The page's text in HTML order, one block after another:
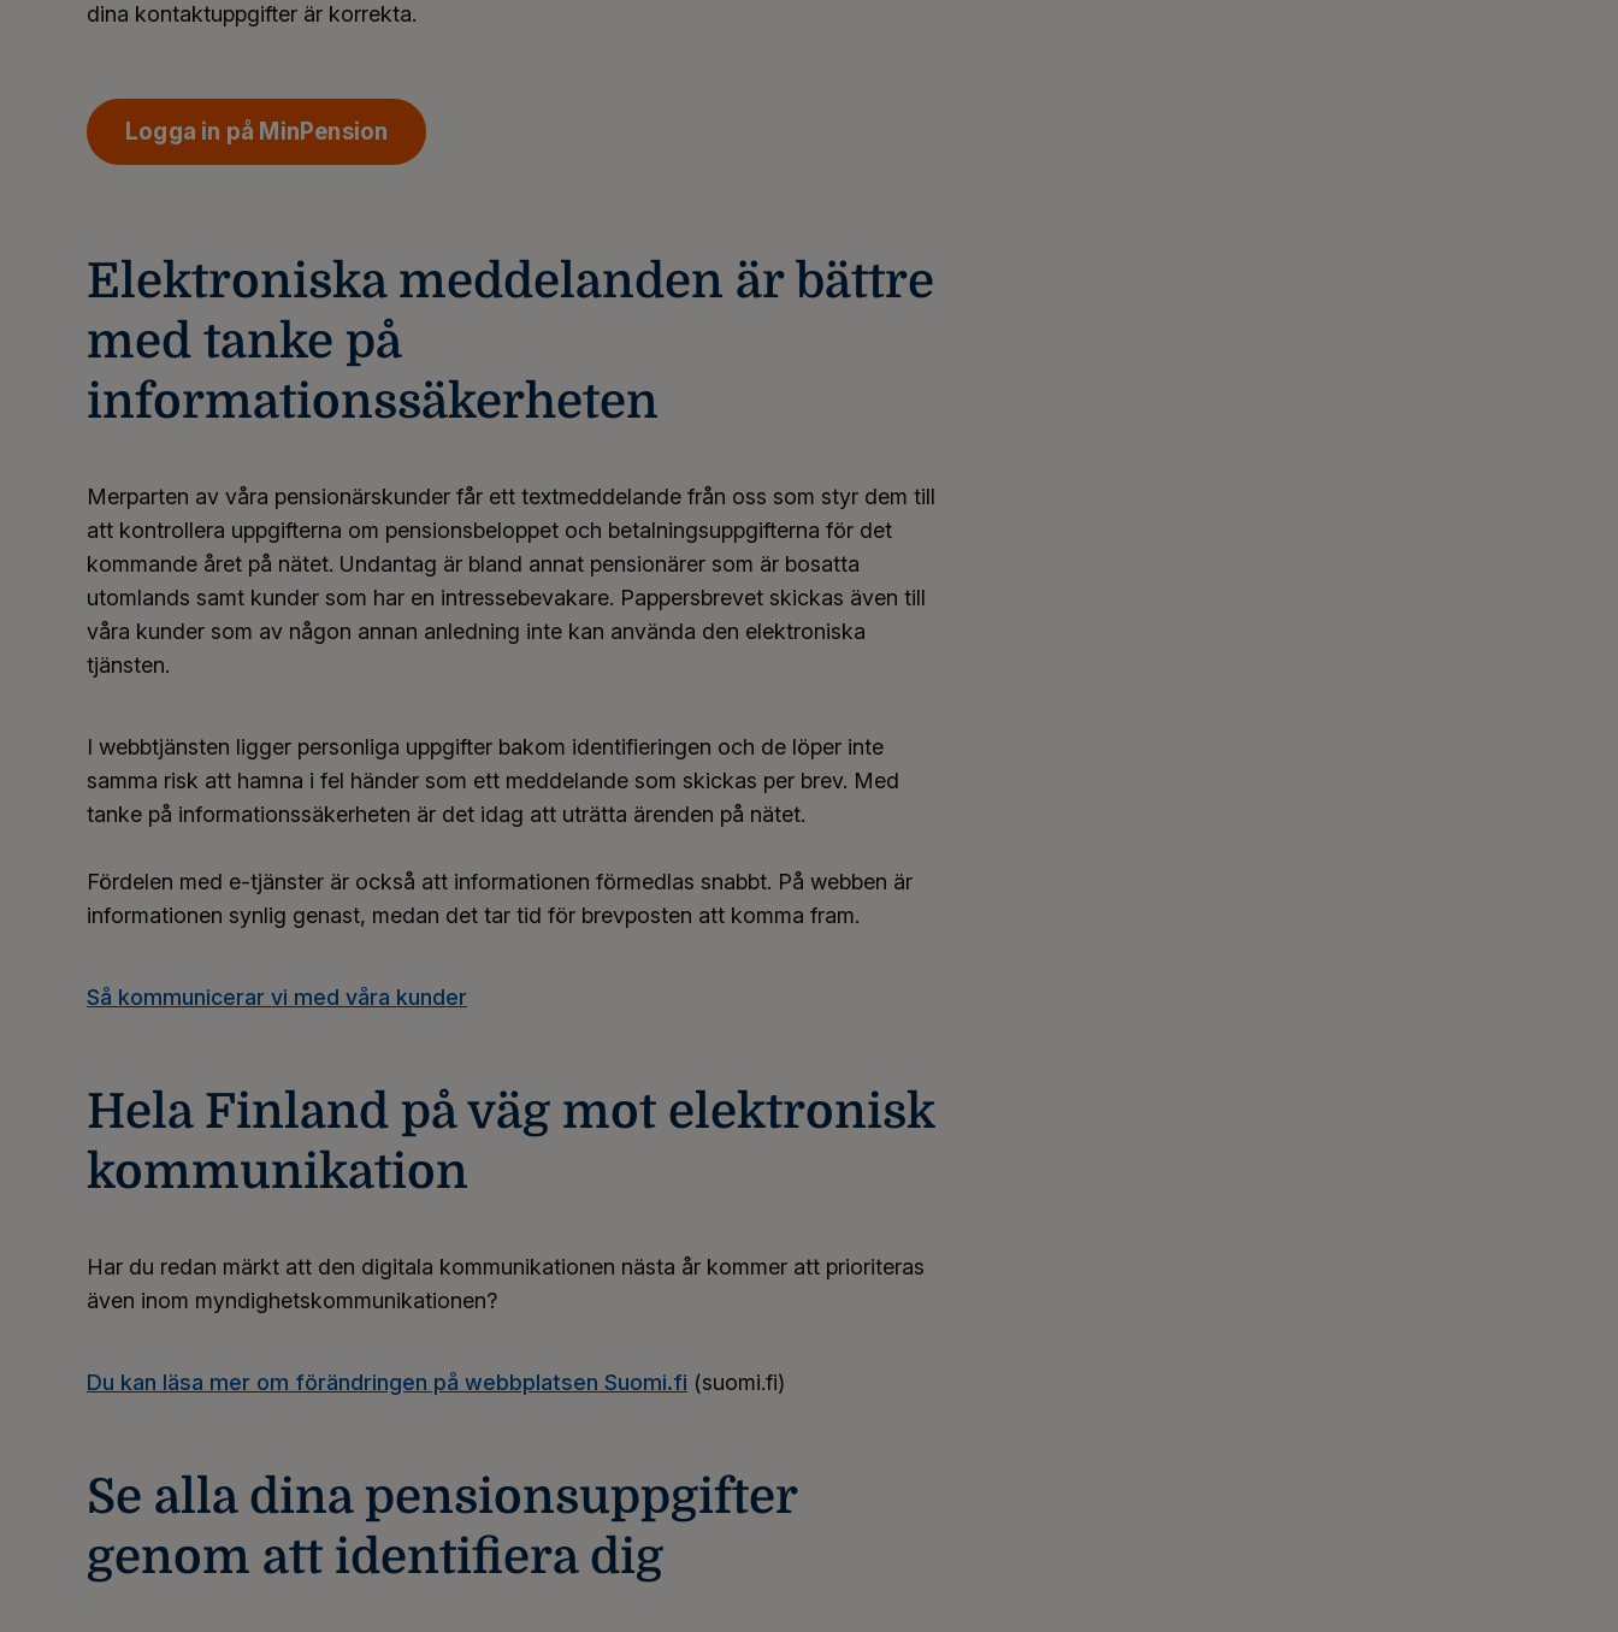
dina kontaktuppgifter är korrekta.
Logga in på MinPension
Elektroniska meddelanden är bättre
med tanke på
informationssäkerheten
Merparten av våra pensionärskunder får ett textmeddelande från oss som styr dem till
att kontrollera uppgifterna om pensionsbeloppet och betalningsuppgifterna för det
kommande året på nätet. Undantag är bland annat pensionärer som är bosatta
utomlands samt kunder som har en intressebevakare. Pappersbrevet skickas även till
våra kunder som av någon annan anledning inte kan använda den elektroniska
tjänsten.
I webbtjänsten ligger personliga uppgifter bakom identifieringen och de löper inte
samma risk att hamna i fel händer som ett meddelande som skickas per brev. Med
tanke på informationssäkerheten är det idag att uträtta ärenden på nätet.
Fördelen med e-tjänster är också att informationen förmedlas snabbt. På webben är
informationen synlig genast, medan det tar tid för brevposten att komma fram.
Så kommunicerar vi med våra kunder
Hela Finland på väg mot elektronisk
kommunikation
Har du redan märkt att den digitala kommunikationen nästa år kommer att prioriteras
även inom myndighetskommunikationen?
Du kan läsa mer om förändringen på webbplatsen Suomi.fi (suomi.fi)
Se alla dina pensionsuppgifter
genom att identifiera dig